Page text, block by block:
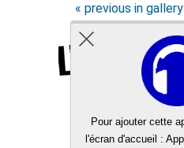
« previous in gallery